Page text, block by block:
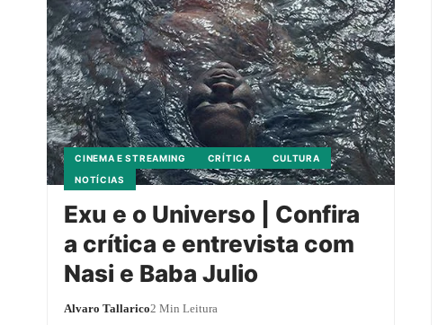
CINEMA E STREAMING CRÍTICA
CULTURA
NOTÍCIAS
Exu e o Universo | Confira
a crítica e entrevista com
Nasi e Baba Julio
Alvaro Tallarico2 Min Leitura